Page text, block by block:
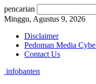
pencarian
Minggu, Agustus 9, 2026
Disclaimer
Pedoman Media
Contact Us
infobanten